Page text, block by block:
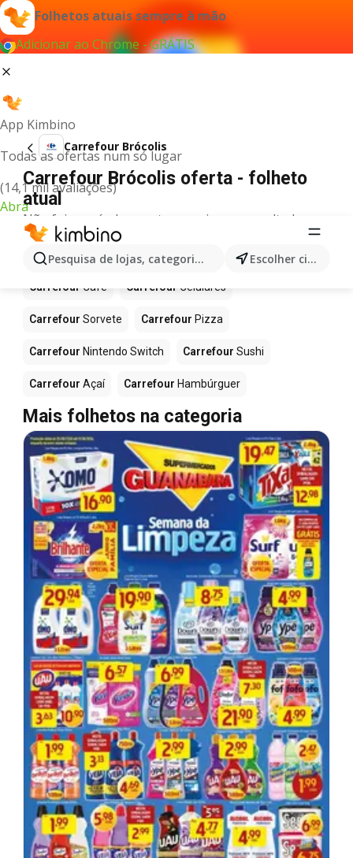
Folhetos atuais sempre à mão
Adicionar ao Chrome - GRÁTIS
App Kimbino
Todas as ofertas num só lugar
(14,1 mil avaliações)
Abra
Pesquisa de lojas, categorias,produtos... Escolher cidade
Carrefour Brócolis
Carrefour Brócolis oferta - folheto
atual
Não foi possível encontrar quaisquer resultados
para este termo.
Mais produtos em Carrefour
Carrefour Café Carrefour Celulares
Carrefour Sorvete Carrefour Pizza
Carrefour Nintendo Switch Carrefour Sushi
Carrefour Açaí Carrefour Hambúrguer
Mais folhetos na categoria